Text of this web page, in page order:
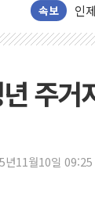
속보
동
강
폭
李
주
년11월10일 09:25